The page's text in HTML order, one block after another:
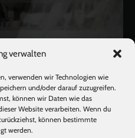
verwalten
verwenden wir Technologien wie
und/oder darauf zuzugreifen.
können wir Daten wie das
Website verarbeiten. Wenn du
können bestimmte
werden.
Auf Instagram folgen